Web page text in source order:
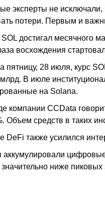
эксперты не
потери. Первым и
достигал месячного
восхождения
пятницу, 28 июля, курс
В июле
на Solana.
компании CCData
Объем средств в таких
DeFi также усилился
аккумулировали
ниже пиковых